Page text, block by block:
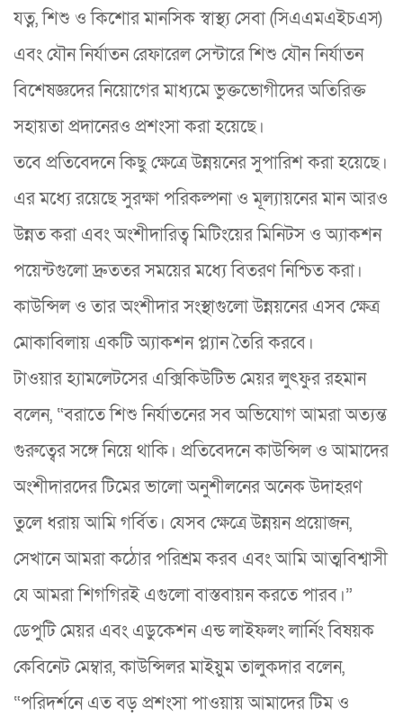
যত্ন, শিশু ও কিশোর মানসিক স্বাস্থ্য সেবা (সিএএমএইচএস)
এবং যৌন নির্যাতন রেফারেল সেন্টারে শিশু যৌন নির্যাতন
বিশেষজ্ঞদের নিয়োগের মাধ্যমে ভুক্তভোগীদের অতিরিক্ত
সহায়তা প্রদানেরও প্রশংসা করা হয়েছে।
তবে প্রতিবেদনে কিছু ক্ষেত্রে উন্নয়নের সুপারিশ করা হয়েছে।
এর মধ্যে রয়েছে সুরক্ষা পরিকল্পনা ও মূল্যায়নের মান আরও
উন্নত করা এবং অংশীদারিত্ব মিটিংয়ের মিনিটস ও অ্যাকশন
পয়েন্টগুলো দ্রুততর সময়ের মধ্যে বিতরণ নিশ্চিত করা।
কাউন্সিল ও তার অংশীদার সংস্থাগুলো উন্নয়নের এসব ক্ষেত্র
মোকাবিলায় একটি অ্যাকশন প্ল্যান তৈরি করবে।
টাওয়ার হ্যামলেটসের এক্সিকিউটিভ মেয়র লুৎফুর রহমান
বলেন, “বরাতে শিশু নির্যাতনের সব অভিযোগ আমরা অত্যন্ত
গুরুত্বের সঙ্গে নিয়ে থাকি। প্রতিবেদনে কাউন্সিল ও আমাদের
অংশীদারদের টিমের ভালো অনুশীলনের অনেক উদাহরণ
তুলে ধরায় আমি গর্বিত। যেসব ক্ষেত্রে উন্নয়ন প্রয়োজন,
সেখানে আমরা কঠোর পরিশ্রম করব এবং আমি আত্মবিশ্বাসী
যে আমরা শিগগিরই এগুলো বাস্তবায়ন করতে পারব।”
ডেপুটি মেয়র এবং এডুকেশন এন্ড লাইফলং লার্নিং বিষয়ক
কেবিনেট মেম্বার, কাউন্সিলর মাইয়ুম তালুকদার বলেন,
“পরিদর্শনে এত বড় প্রশংসা পাওয়ায় আমাদের টিম ও